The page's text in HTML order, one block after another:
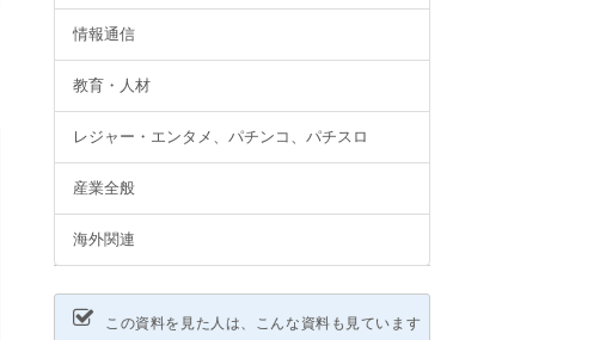
情報通信
教育・人材
レジャー・エンタメ、パチンコ、パチスロ
産業全般
海外関連
この資料を見た人は、こんな資料も見ています